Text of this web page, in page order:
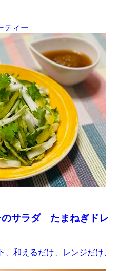
ティー
のサラダ たまねぎドレ
、和えるだけ、レンジだけ、